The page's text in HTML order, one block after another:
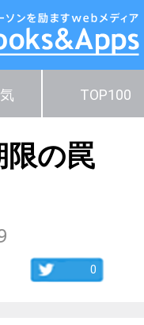
TOP100
限の罠
0